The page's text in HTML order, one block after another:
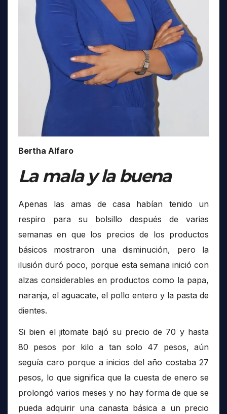
Bertha Alfaro
La mala y la buena
Apenas las amas de casa habían tenido un
respiro para su bolsillo después de varias
semanas en que los precios de los productos
básicos mostraron una disminución, pero la
ilusión duró poco, porque esta semana inició con
alzas considerables en productos como la papa,
naranja, el aguacate, el pollo entero y la pasta de
dientes.
Si bien el jitomate bajó su precio de 70 y hasta
80 pesos por kilo a tan solo 47 pesos, aún
seguía caro porque a inicios del año costaba 27
pesos, lo que significa que la cuesta de enero se
prolongó varios meses y no hay forma de que se
pueda adquirir una canasta básica a un precio